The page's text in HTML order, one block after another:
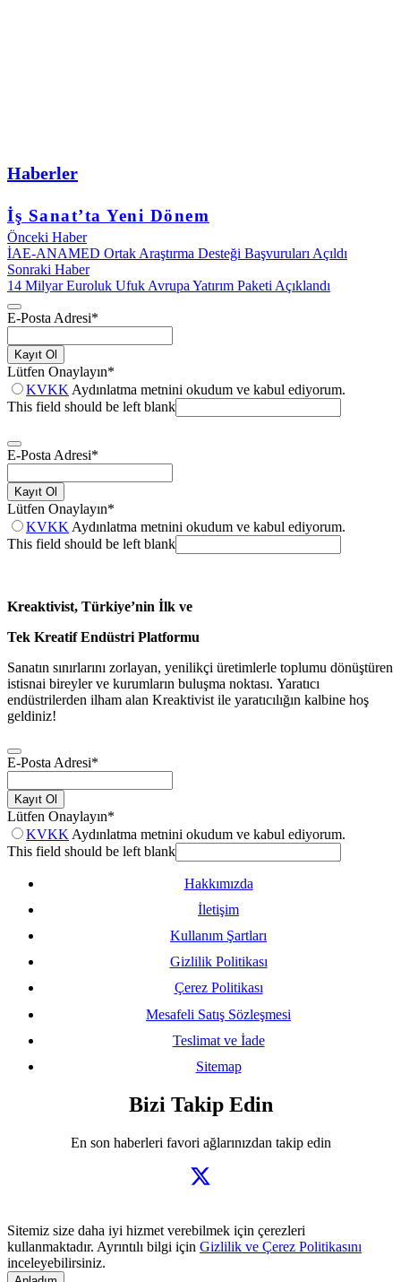
Haberler
İş Sanat’ta Yeni Dönem
Önceki Haber
İAE-ANAMED Ortak Araştırma Desteği Başvuruları Açıldı
Sonraki Haber
14 Milyar Euroluk Ufuk Avrupa Yatırım Paketi Açıklandı
E-Posta Adresi*
Kayıt Ol
Lütfen Onaylayın*
KVKK Aydınlatma metnini okudum ve kabul ediyorum.
This field should be left blank
E-Posta Adresi*
Kayıt Ol
Lütfen Onaylayın*
KVKK Aydınlatma metnini okudum ve kabul ediyorum.
This field should be left blank
Kreaktivist, Türkiye’nin İlk ve
Tek Kreatif Endüstri Platformu
Sanatın sınırlarını zorlayan, yenilikçi üretimlerle toplumu dönüştüren
istisnai bireyler ve kurumların buluşma noktası. Yaratıcı
endüstrilerden ilham alan Kreaktivist ile yaratıcılığın kalbine hoş
geldiniz!
E-Posta Adresi*
Kayıt Ol
Lütfen Onaylayın*
KVKK Aydınlatma metnini okudum ve kabul ediyorum.
This field should be left blank
Hakkımızda
İletişim
Kullanım Şartları
Gizlilik Politikası
Çerez Politikası
Mesafeli Satış Sözleşmesi
Teslimat ve İade
Sitemap
Bizi Takip Edin
En son haberleri favori ağlarınızdan takip edin
Sitemiz size daha iyi hizmet verebilmek için çerezleri
kullanmaktadır. Ayrıntılı bilgi için Gizlilik ve Çerez Politikasını
inceleyebilirsiniz.